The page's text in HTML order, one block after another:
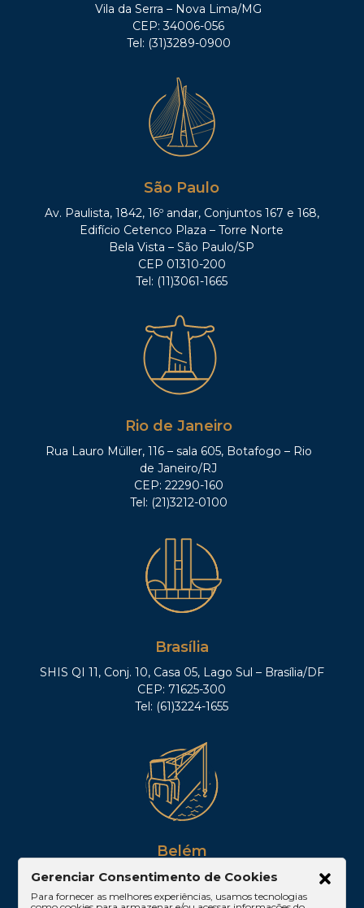
Vila da Serra – Nova Lima/MG
CEP: 34006-056
Tel: (31)3289-0900
São Paulo
Av. Paulista, 1842, 16º andar, Conjuntos 167 e 168,
Edifício Cetenco Plaza – Torre Norte
Bela Vista – São Paulo/SP
CEP 01310-200
Tel: (11)3061-1665
Rio de Janeiro
Rua Lauro Müller, 116 – sala 605, Botafogo – Rio
de Janeiro/RJ
CEP: 22290-160
Tel: (21)3212-0100
Brasília
SHIS QI 11, Conj. 10, Casa 05, Lago Sul – Brasília/DF
CEP: 71625-300
Tel: (61)3224-1655
Belém
Av. Visconde de Souza Franco, 05, Sala 2102 –
Edifício Quadra Corporate, Umarizal – Belém/PA
Gerenciar Consentimento de Cookies
Para fornecer as melhores experiências, usamos tecnologias